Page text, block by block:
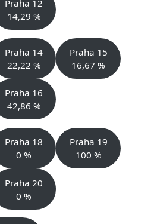
Praha 12
14,29 %
Praha 14
22,22 %
Praha 15
16,67 %
Praha 16
42,86 %
Praha 18
0 %
Praha 19
100 %
Praha 20
0 %